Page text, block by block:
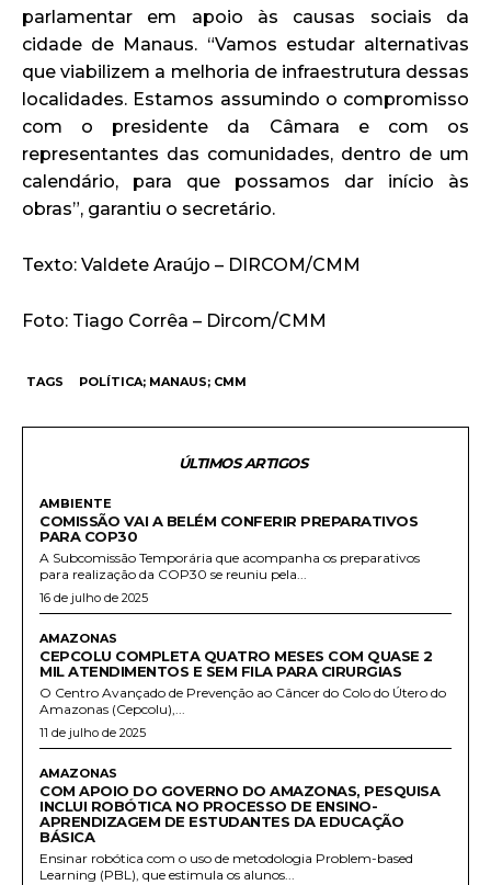
parlamentar em apoio às causas sociais da
cidade de Manaus. “Vamos estudar alternativas
que viabilizem a melhoria de infraestrutura dessas
localidades. Estamos assumindo o compromisso
com o presidente da Câmara e com os
representantes das comunidades, dentro de um
calendário, para que possamos dar início às
obras”, garantiu o secretário.
Texto: Valdete Araújo – DIRCOM/CMM
Foto: Tiago Corrêa – Dircom/CMM
TAGS POLÍTICA; MANAUS; CMM
ÚLTIMOS ARTIGOS
AMBIENTE
COMISSÃO VAI A BELÉM CONFERIR PREPARATIVOS
PARA COP30
A Subcomissão Temporária que acompanha os preparativos
para realização da COP30 se reuniu pela...
16 de julho de 2025
AMAZONAS
CEPCOLU COMPLETA QUATRO MESES COM QUASE 2
MIL ATENDIMENTOS E SEM FILA PARA CIRURGIAS
O Centro Avançado de Prevenção ao Câncer do Colo do Útero do
Amazonas (Cepcolu),...
11 de julho de 2025
AMAZONAS
COM APOIO DO GOVERNO DO AMAZONAS, PESQUISA
INCLUI ROBÓTICA NO PROCESSO DE ENSINO-
APRENDIZAGEM DE ESTUDANTES DA EDUCAÇÃO
BÁSICA
Ensinar robótica com o uso de metodologia Problem-based
Learning (PBL), que estimula os alunos...